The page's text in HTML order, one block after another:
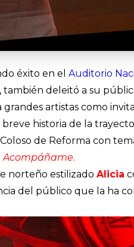
éxito en el Auditorio
también deleitó a su
artistas como
historia de la
de Reforma con
Acompáñame.
norteño estilizado Alicia
del público que la ha